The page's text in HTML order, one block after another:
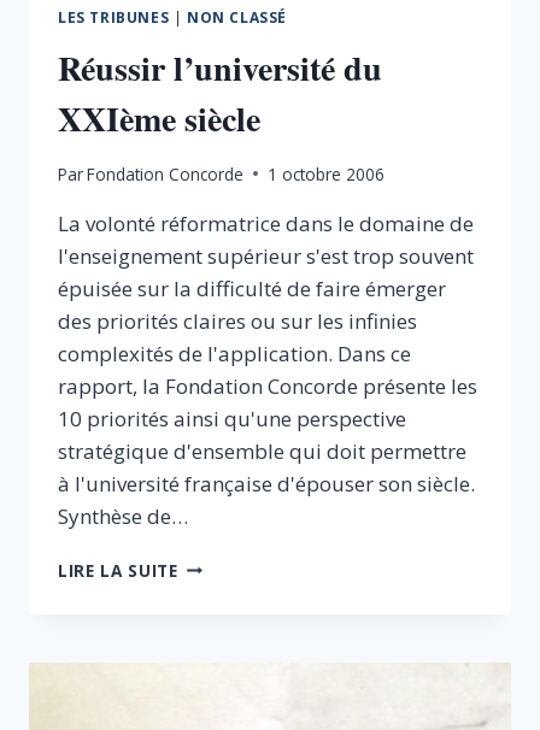
EN
DE
INDUSTRIE
LES TRIBUNES | NON CLASSÉ
Réussir l’université du
XXIème siècle
ParFondation Concorde 1 octobre 2006
La volonté réformatrice dans le domaine de
l'enseignement supérieur s'est trop souvent
épuisée sur la difficulté de faire émerger
des priorités claires ou sur les infinies
complexités de l'application. Dans ce
rapport, la Fondation Concorde présente les
10 priorités ainsi qu'une perspective
stratégique d'ensemble qui doit permettre
à l'université française d'épouser son siècle.
Synthèse de…
LIRE LA SUITERÉUSSIR